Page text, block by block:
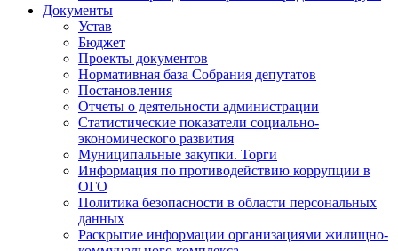
Документы
Устав
Бюджет
Проекты документов
Нормативная база Собрания депутатов
Постановления
Отчеты о деятельности администрации
Статистические показатели социально-
экономического развития
Муниципальные закупки. Торги
Информация по противодействию коррупции в
ОГО
Политика безопасности в области персональных
данных
Раскрытие информации организациями жилищно-